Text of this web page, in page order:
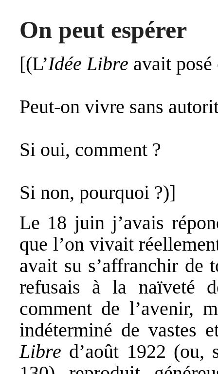
On peut espérer
[(L’Idée Libre avait
Peut-on vivre sans
Si oui, comment ?
Si non, pourquoi ?)]
Le 18 juin j’avais
que l’on vivait
avait su s’affranchir de
refusais à la naïveté
comment de l’avenir,
indéterminé de vastes
Libre d’août 1922 (ou,